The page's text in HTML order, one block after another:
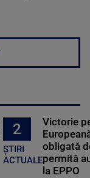
2
ȘTIRI
ACTUALE
Victorie
obligată
permită
la EPPO